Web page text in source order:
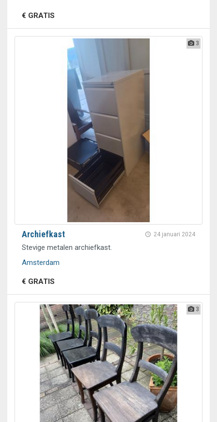
€ GRATIS
3
24 januari 2024
Archiefkast
Stevige metalen archiefkast.
Amsterdam
€ GRATIS
3